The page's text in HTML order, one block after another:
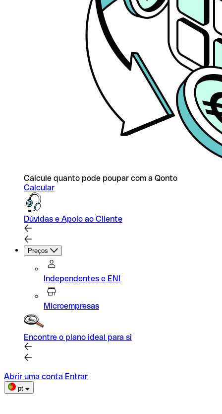
Calcule quanto pode poupar com a Qonto
Calcular
Dúvidas e Apoio ao Cliente
Preços
Independentes e ENI
Microempresas
Encontre o plano ideal para si
Abrir uma conta Entrar
pt